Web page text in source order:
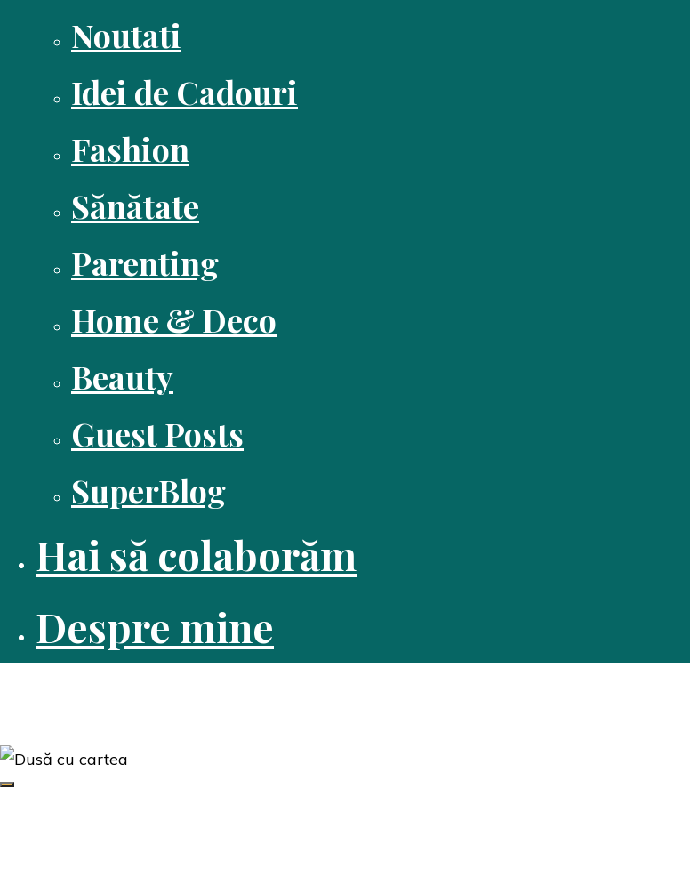
Noutati
Idei de Cadouri
Fashion
Sănătate
Parenting
Home & Deco
Beauty
Guest Posts
SuperBlog
Hai să colaborăm
Despre mine